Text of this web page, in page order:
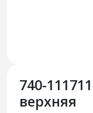
740-
верхняя